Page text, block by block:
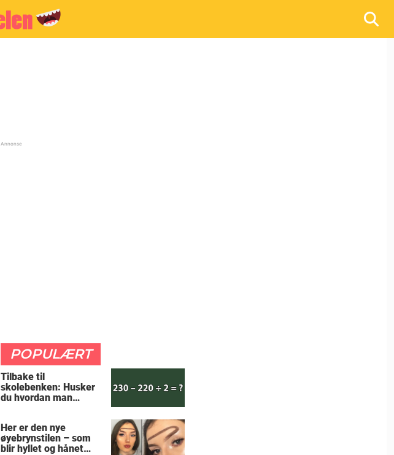
POPULÆRT
Tilbake til
skolebenken: Husker
du hvordan man
Her er den nye
øyebrynstilen – som
blir hyllet og hånet